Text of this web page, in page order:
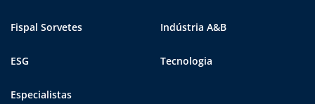
Fispal Sorvetes Indústria A&B
ESG Tecnologia
Especialistas